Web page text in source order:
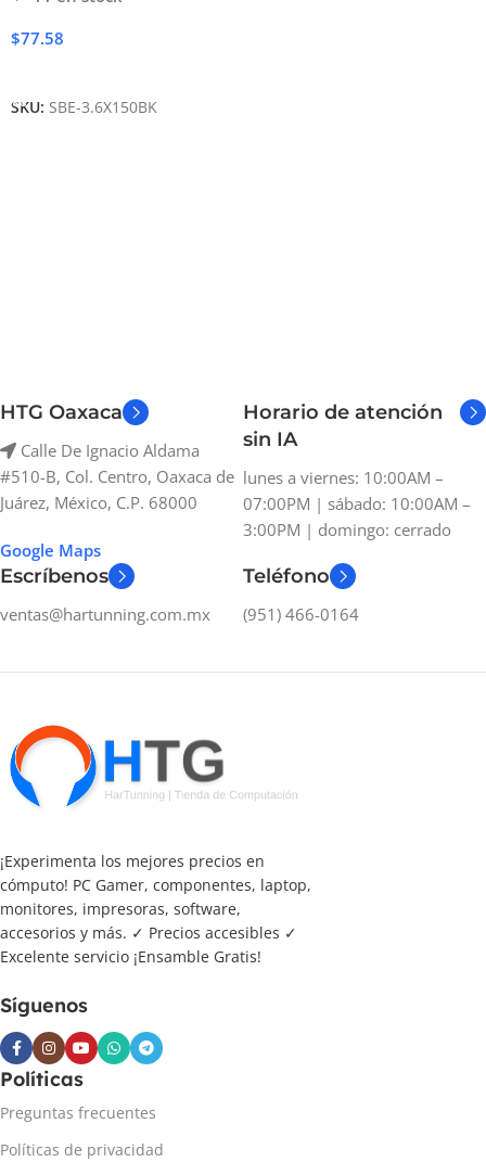
$77.58
SKU: SBE-3.6X150BK
HTG Oaxaca
Calle De Ignacio Aldama
#510-B, Col. Centro, Oaxaca de
Juárez, México, C.P. 68000
Google Maps
Horario de atención
sin IA
lunes a viernes: 10:00AM –
07:00PM | sábado: 10:00AM –
3:00PM | domingo: cerrado
Escríbenos
ventas@hartunning.com.mx
Teléfono
(951) 466-0164
¡Experimenta los mejores precios en
cómputo! PC Gamer, componentes, laptop,
monitores, impresoras, software,
accesorios y más. ✓ Precios accesibles ✓
Excelente servicio ¡Ensamble Gratis!
Síguenos
Políticas
Preguntas frecuentes
Políticas de privacidad